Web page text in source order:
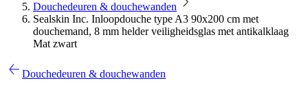
Douchedeuren & douchewanden
Sealskin Inc. Inloopdouche type A3 90x200 cm met
douchemand, 8 mm helder veiligheidsglas met antikalklaag
Mat zwart
Douchedeuren & douchewanden